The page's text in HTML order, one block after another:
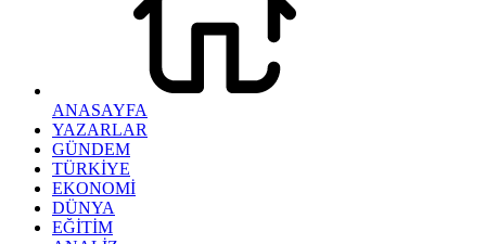
ANASAYFA
YAZARLAR
GÜNDEM
TÜRKİYE
EKONOMİ
DÜNYA
EĞİTİM